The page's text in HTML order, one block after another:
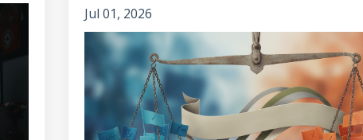
Jul 01, 2026